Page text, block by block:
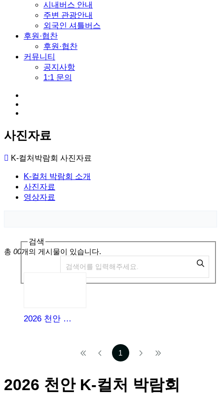
시내버스 안내
주변 관광안내
외국인 셔틀버스
후원·협찬
후원·협찬
커뮤니티
공지사항
1:1 문의
사진자료
K-컬처박람회 사진자료
K-컬처 박람회 소개
사진자료
영상자료
검색
총 00개의 게시물이 있습니다.
2026 천안 K-컬처 박람회 공식 포스터
1
2026 천안 K-컬처 박람회